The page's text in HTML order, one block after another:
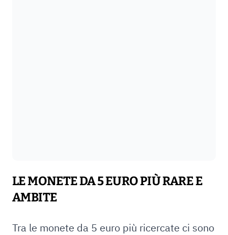
LE MONETE DA 5 EURO PIÙ RARE E
AMBITE
Tra le monete da 5 euro più ricercate ci sono